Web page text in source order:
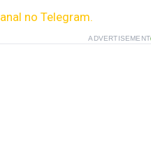
no Telegram.
ADVERTISEMENT